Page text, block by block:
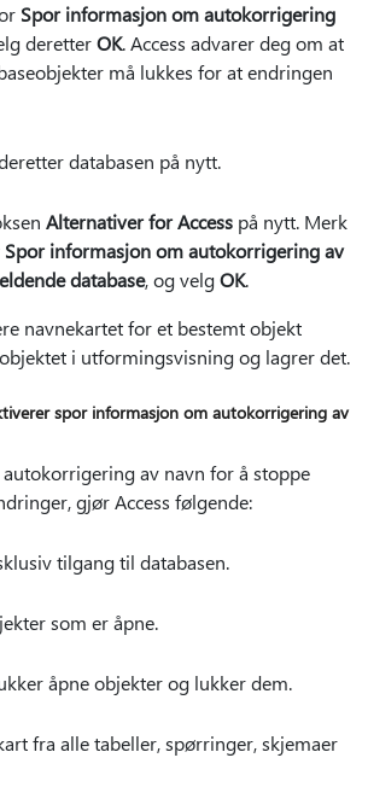
Spor informasjon om autokorrigering
deretterOK. Access advarer deg om at
må lukkes for at endringen
databasen på nytt.
Alternativer for Access på nytt. Merk
Spor informasjon om autokorrigering av
database, og velgOK.
navnekartet for et bestemt objekt
i utformingsvisning og lagrer det.
spor informasjon om autokorrigering av
av navn for å stoppe
gjør Access følgende:
tilgang til databasen.
som er åpne.
åpne objekter og lukker dem.
fra alle tabeller, spørringer, skjemaer